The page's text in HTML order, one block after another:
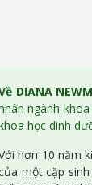
DIANA
ngành
học dinh
hơn 10 năm
một cặp